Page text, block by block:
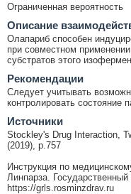
Ограниченная вероятность
Описание
Олапариб способен
при совместном
субстратов этого
Рекомендации
Следует учитывать
контролировать состояние
Источники
Stockley's Drug Interaction,
(2019), p.757
Инструкция по
Линпарза.
https://grls.rosminzdrav.ru